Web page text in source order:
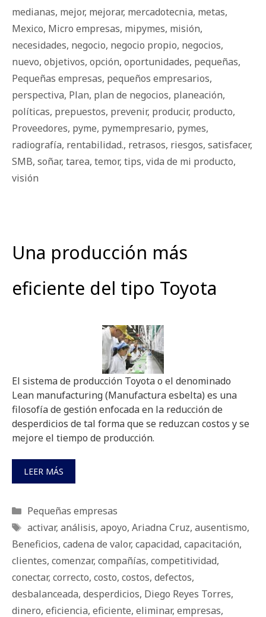
medianas, mejor, mejorar, mercadotecnia, metas,
Mexico, Micro empresas, mipymes, misión,
necesidades, negocio, negocio propio, negocios,
nuevo, objetivos, opción, oportunidades, pequeñas,
Pequeñas empresas, pequeños empresarios,
perspectiva, Plan, plan de negocios, planeación,
políticas, prepuestos, prevenir, producir, producto,
Proveedores, pyme, pymempresario, pymes,
radiografía, rentabilidad., retrasos, riesgos, satisfacer,
SMB, soñar, tarea, temor, tips, vida de mi producto,
visión
Una producción más
eficiente del tipo Toyota
El sistema de producción Toyota o el denominado
Lean manufacturing (Manufactura esbelta) es una
filosofía de gestión enfocada en la reducción de
desperdicios de tal forma que se reduzcan costos y se
mejore el tiempo de producción.
LEER MÁS
Categorías
Pequeñas empresas
Etiquetas
activar, análisis, apoyo, Ariadna Cruz, ausentismo,
Beneficios, cadena de valor, capacidad, capacitación,
clientes, comenzar, compañías, competitividad,
conectar, correcto, costo, costos, defectos,
desbalanceada, desperdicios, Diego Reyes Torres,
dinero, eficiencia, eficiente, eliminar, empresas,